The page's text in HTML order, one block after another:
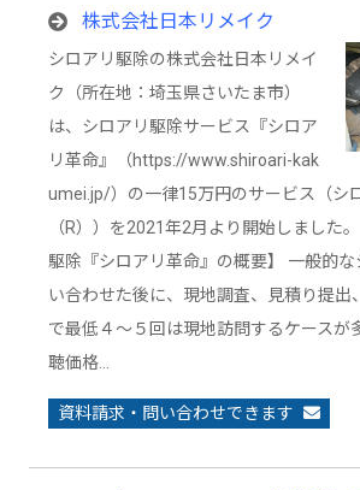
始！見積不要で訪問回数１回の
の接触回数を徹底的に減らし家
株式会社日本リメイク
シロアリ駆除の株式会社日本リメイ
ク（所在地：埼玉県さいたま市）
は、シロアリ駆除サービス『シロア
リ革命』（https://www.shiroari-kak
umei.jp/）の一律15万円のサービス（シ
（R））を2021年2月より開始しました
駆除『シロアリ革命』の概要】 一般的
い合わせた後に、現地調査、見積り提出
で最低４～５回は現地訪問するケースが
聴価格…
資料請求・問い合わせできます